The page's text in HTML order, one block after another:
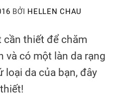
BỞI HELLEN CHAU
cần thiết để chăm
và có một làn da rạng
loại da của bạn, đây